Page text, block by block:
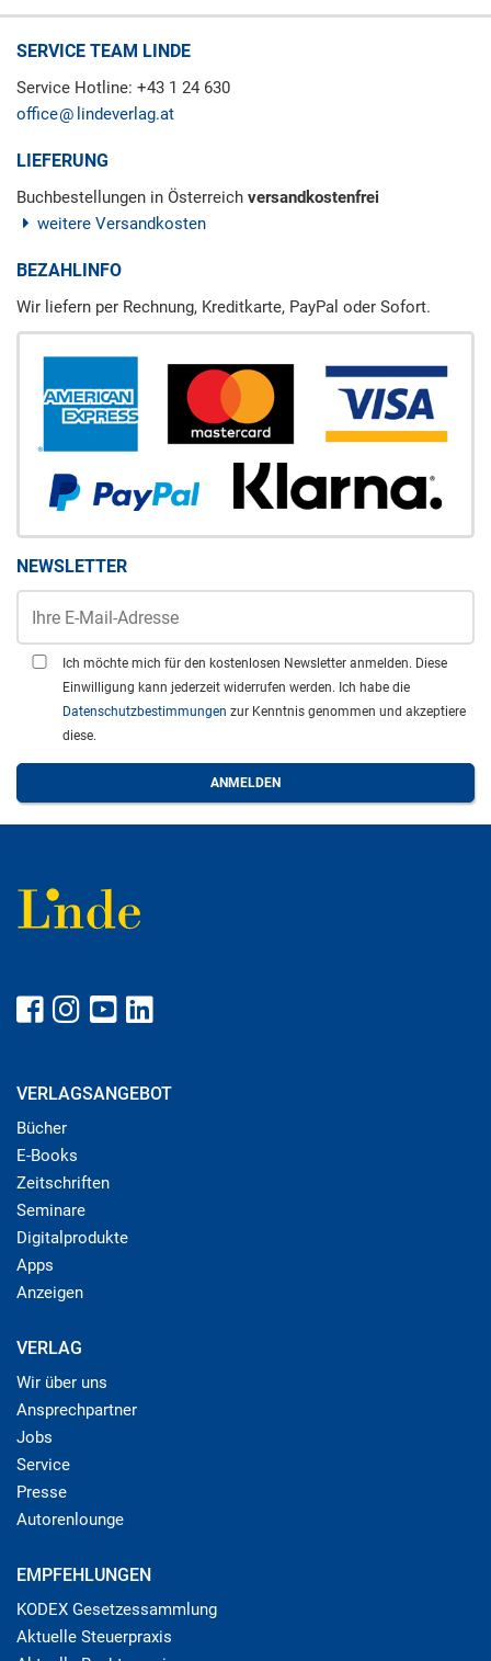
SERVICE TEAM LINDE
Service Hotline: +43 1 24 630
office
lindeverlag.at
LIEFERUNG
Buchbestellungen in Österreich versandkostenfrei
weitere Versandkosten
BEZAHLINFO
Wir liefern per Rechnung, Kreditkarte, PayPal oder Sofort.
NEWSLETTER
Ich möchte mich für den kostenlosen Newsletter anmelden. Diese
Einwilligung kann jederzeit widerrufen werden. Ich habe die
Datenschutzbestimmungen zur Kenntnis genommen und akzeptiere
diese.
VERLAGSANGEBOT
Bücher
E-Books
Zeitschriften
Seminare
Digitalprodukte
Apps
Anzeigen
VERLAG
Wir über uns
Ansprechpartner
Jobs
Service
Presse
Autorenlounge
EMPFEHLUNGEN
KODEX Gesetzessammlung
Aktuelle Steuerpraxis